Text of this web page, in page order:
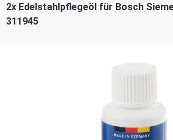
2x Edelstahlpflegeöl für Bosch
311945